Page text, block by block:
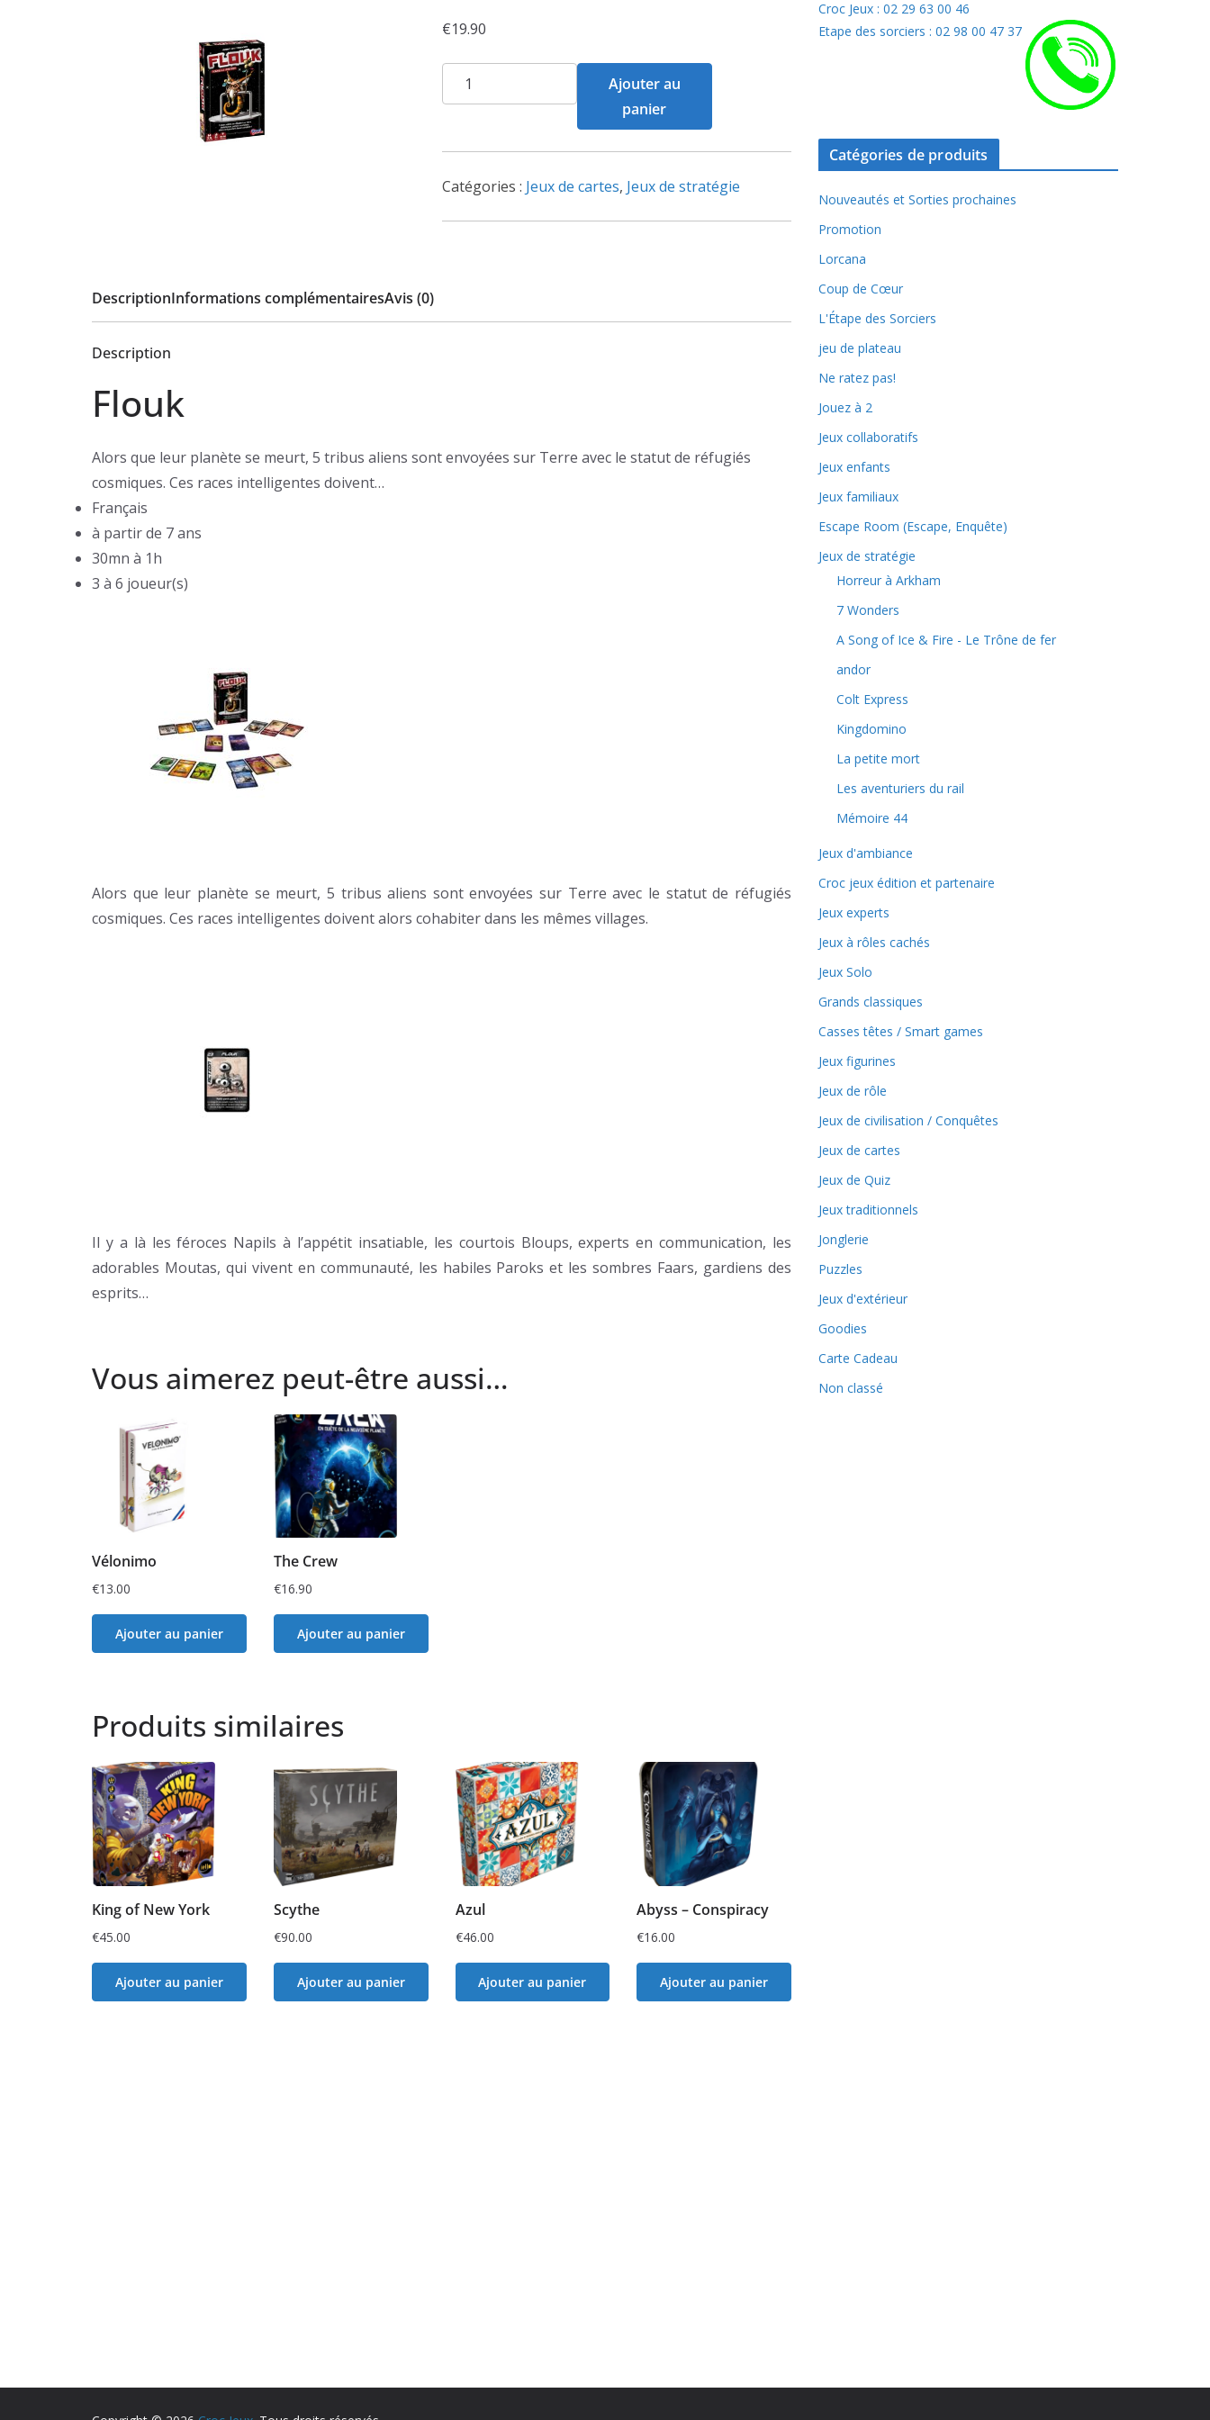
€19.90
quantité
de
Ajouter au
panier
Catégories : Jeux de cartes, Jeux de stratégie
DescriptionInformations complémentairesAvis (0)
Description
Flouk
Alors que leur planète se meurt, 5 tribus aliens sont envoyées sur Terre avec le statut de réfugiés
cosmiques. Ces races intelligentes doivent…
Français
à partir de 7 ans
30mn à 1h
3 à 6 joueur(s)
Alors que leur planète se meurt, 5 tribus aliens sont envoyées sur Terre avec le statut de réfugiés
cosmiques. Ces races intelligentes doivent alors cohabiter dans les mêmes villages.
Il y a là les féroces Napils à l’appétit insatiable, les courtois Bloups, experts en communication, les
adorables Moutas, qui vivent en communauté, les habiles Paroks et les sombres Faars, gardiens des
esprits…
Vous aimerez peut-être aussi…
Vélonimo
€13.00
Ajouter au panier
The Crew
€16.90
Ajouter au panier
Produits similaires
King of New York
€45.00
Ajouter au panier
Scythe
€90.00
Ajouter au panier
Azul
€46.00
Ajouter au panier
Abyss – Conspiracy
€16.00
Ajouter au panier
Croc Jeux : 02 29 63 00 46
Etape des sorciers : 02 98 00 47 37
Catégories de produits
Nouveautés et Sorties prochaines
Promotion
Lorcana
Coup de Cœur
L'Étape des Sorciers
jeu de plateau
Ne ratez pas!
Jouez à 2
Jeux collaboratifs
Jeux enfants
Jeux familiaux
Escape Room (Escape, Enquête)
Jeux de stratégie
Horreur à Arkham
7 Wonders
A Song of Ice & Fire - Le Trône de fer
andor
Colt Express
Kingdomino
La petite mort
Les aventuriers du rail
Mémoire 44
Jeux d'ambiance
Croc jeux édition et partenaire
Jeux experts
Jeux à rôles cachés
Jeux Solo
Grands classiques
Casses têtes / Smart games
Jeux figurines
Jeux de rôle
Jeux de civilisation / Conquêtes
Jeux de cartes
Jeux de Quiz
Jeux traditionnels
Jonglerie
Puzzles
Jeux d'extérieur
Goodies
Carte Cadeau
Non classé